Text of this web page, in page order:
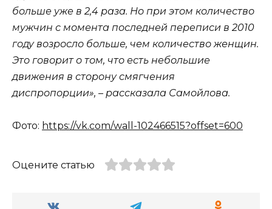
больше уже в 2,4 раза. Но при этом количество
мужчин с момента последней переписи в 2010
году возросло больше, чем количество женщин.
Это говорит о том, что есть небольшие
движения в сторону смягчения
диспропорции», – рассказала Самойлова.
Фото: https://vk.com/wall-102466515?offset=600
Оцените статью